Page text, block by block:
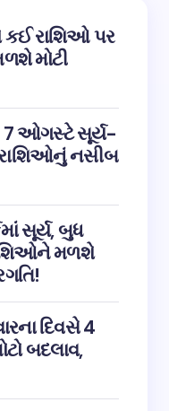
કઈ રાશિઓ પર
મોટી
7 ઓગસ્ટે સૂર્ય-
નસીબ
સૂર્ય, બુધ
મળશે
દિવસે 4
બદલાવ,